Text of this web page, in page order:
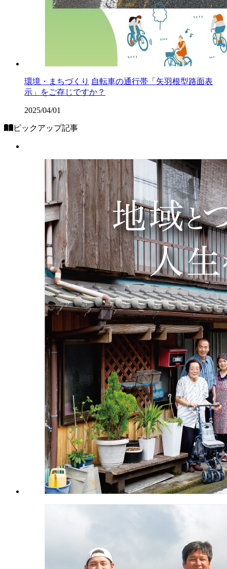
環境・まちづくり 自転車の通行帯「矢羽根型路面表
示」をご存じですか？
2025/04/01
ピックアップ記事